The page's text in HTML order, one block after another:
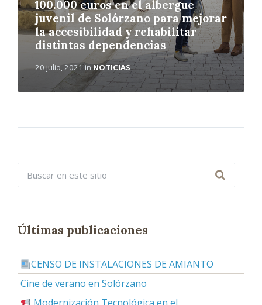
100.000 euros en el albergue
juvenil de Solórzano para mejorar
la accesibilidad y rehabilitar
distintas dependencias
20 julio, 2021 inNOTICIAS
Últimas publicaciones
CENSO DE INSTALACIONES DE AMIANTO
Cine de verano en Solórzano